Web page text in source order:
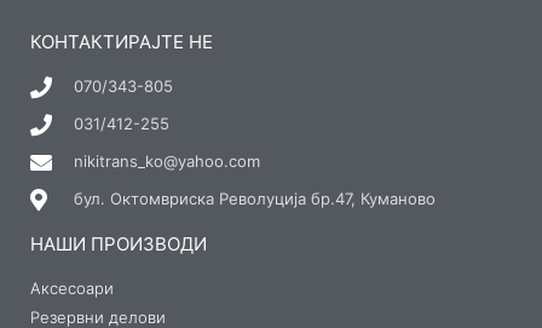
КОНТАКТИРАЈТЕ НЕ
070/343-805
031/412-255
nikitrans_ko@yahoo.com
бул. Октомвриска Револуција бр.47, Куманово
НАШИ ПРОИЗВОДИ
Аксесоари
Резервни делови